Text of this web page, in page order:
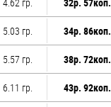
5.03 гр. 34р. 86коп.
5.57 гр. 38р. 72коп.
6.11 гр. 43р. 92коп.